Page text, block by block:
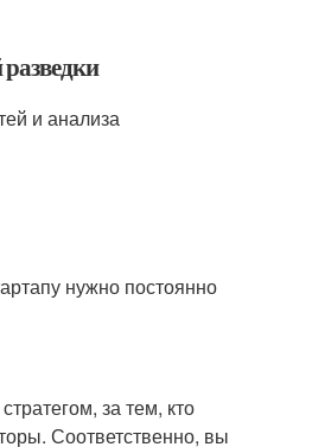
и анализа
нужно постоянно
за тем, кто
Соответственно, вы